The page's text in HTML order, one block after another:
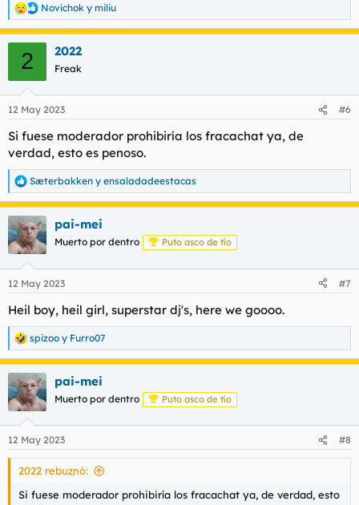
R
e
a
e
s
:
Novichok y miliu
2 2022
Freak
12 May 2023 #6
Si fuese moderador prohibiría los fracachat ya, de
verdad, esto es penoso.
R
e
a
c
c
i
e
:
Sæterbakken y ensaladadeestacas
pai-mei
Muerto por dentro Puto asco de tío
12 May 2023 #7
Heil boy, heil girl, superstar dj's, here we goooo.
R
e
a
c
c
i
e
s
spizoo y Furro07
pai-mei
Muerto por dentro Puto asco de tío
12 May 2023 #8
2022 rebuznó:
Si fuese moderador prohibiría los fracachat ya, de verdad, esto